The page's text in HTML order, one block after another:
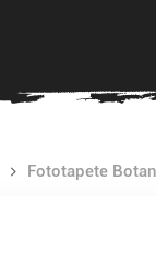
Fototapete